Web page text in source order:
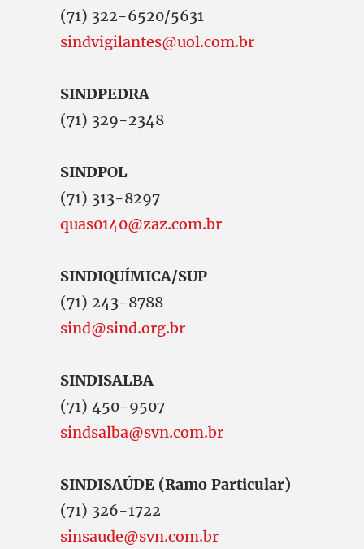
(71) 322-6520/5631
sindvigilantes@uol.com.br
SINDPEDRA
(71) 329-2348
SINDPOL
(71) 313-8297
quas0140@zaz.com.br
SINDIQUÍMICA/SUP
(71) 243-8788
sind@sind.org.br
SINDISALBA
(71) 450-9507
sindsalba@svn.com.br
SINDISAÚDE (Ramo Particular)
(71) 326-1722
sinsaude@svn.com.br